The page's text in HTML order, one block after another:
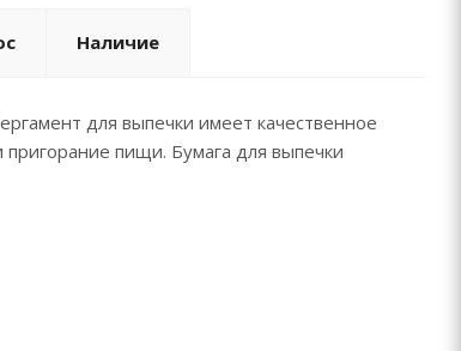
Наличие
для выпечки имеет качественное
пищи. Бумага для выпечки